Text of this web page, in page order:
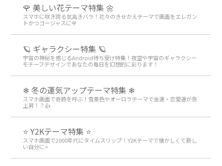
🌹 美しい花テーマ特集 🌼
スマホに咲き誇る気高きバラ！花々のきせかえテーマで画面をエレガン
トかつゴージャスに🌹
🪐 ギャラクシー特集 🪐
宇宙の神秘を感じるAndroid待ち受け特集！夜空や宇宙のギャラクシー
モチーフデザインであなたの毎日を幻想的に彩ります！
❄ 冬の運気アップテーマ特集 ❄
スマホ画面で奇跡を呼ぶ！雪景色やオーロラテーマで金運・恋愛運が急
上昇！？👍
⭐ Y2Kテーマ特集 ⭐
スマホ画面で2000年代にタイムスリップ！Y2Kテーマで懐かしくて新し
い自分に⭐